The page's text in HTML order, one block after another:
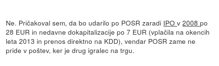
Ne. Pričakoval sem, da bo udarilo po POSR zaradi IPOv2008po
28 EUR in nedavne dokapitalizacije po 7 EUR (vplačila na okencih
leta 2013 in prenos direktno na KDD), vendar POSR zame ne
pride v poštev, ker je drug igralec na trgu.